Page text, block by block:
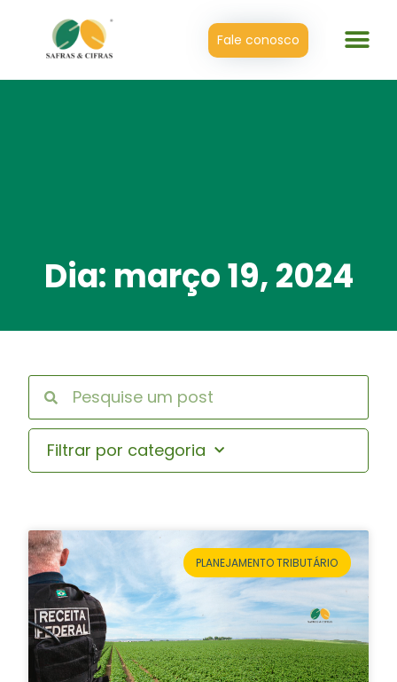
Fale conosco
Dia: março 19, 2024
Filtrar por categoria
PLANEJAMENTO TRIBUTÁRIO